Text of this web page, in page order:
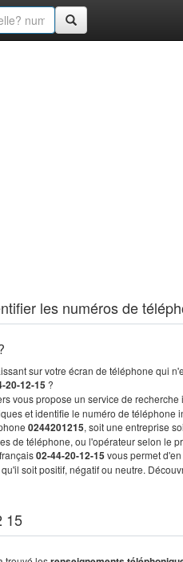
les numéros de
sur votre écran de téléphone qui
20-12-15 ?
vous propose un service de
et identifie le numéro de téléphone
0244201215, soit une entreprise
de téléphone, ou l'opérateur selon le
02-44-20-12-15vous permet
soit positif, négatif ou neutre.
15